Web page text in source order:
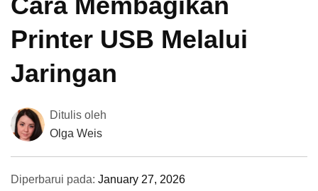
Printer USB Melalui
Jaringan
Ditulis oleh
Olga Weis
Diperbarui pada: January 27, 2026